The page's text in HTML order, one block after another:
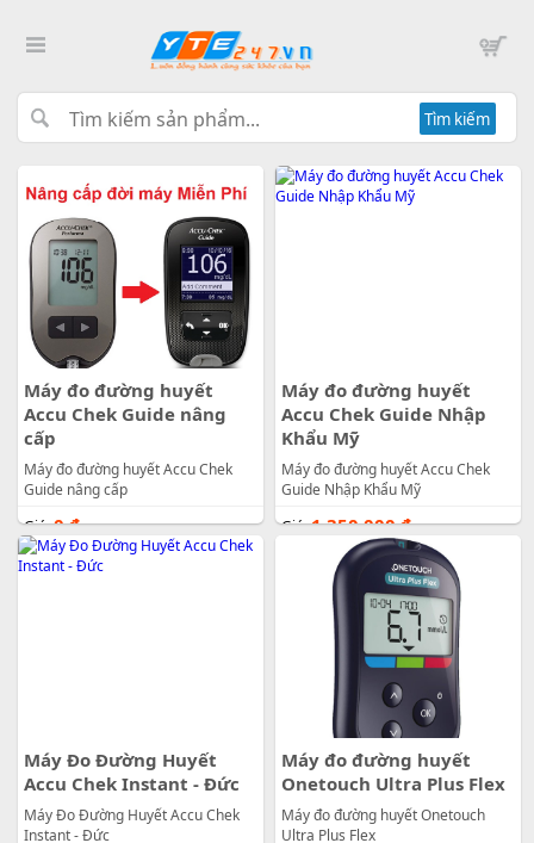
Tìm kiếm
Máy đo đường huyết
Accu Chek Guide nâng
cấp
Máy đo đường huyết Accu Chek
Guide nâng cấp
Giá:0đ
Máy đo đường huyết
Accu Chek Guide Nhập
Khẩu Mỹ
Máy đo đường huyết Accu Chek
Guide Nhập Khẩu Mỹ
Giá:1.350.000đ
Máy Đo Đường Huyết
Accu Chek Instant - Đức
Máy Đo Đường Huyết Accu Chek
Instant - Đức
Máy đo đường huyết
Onetouch Ultra Plus Flex
Máy đo đường huyết Onetouch
Ultra Plus Flex